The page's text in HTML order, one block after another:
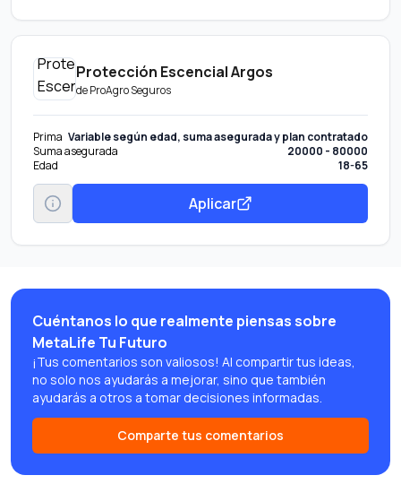
Protección Escencial Argos
deProAgro Seguros
Prima Variable según edad, suma asegurada y plan contratado
Suma asegurada
20000 - 80000
Edad
18-65
Aplicar
Cuéntanos lo que realmente piensas sobre
MetaLife Tu Futuro
¡Tus comentarios son valiosos! Al compartir tus ideas,
no solo nos ayudarás a mejorar, sino que también
ayudarás a otros a tomar decisiones informadas.
Comparte tus comentarios